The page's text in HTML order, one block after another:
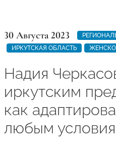
30 Августа 2023
ИРКУТСКАЯ ОБЛАСТЬ
Надия
иркутским
как
любым